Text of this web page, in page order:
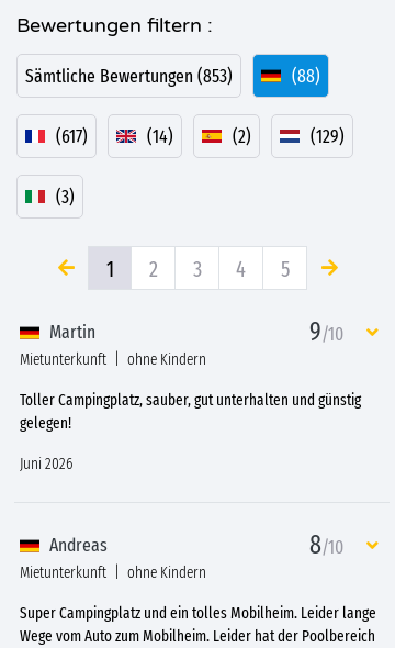
Bewertungen filtern :
Sämtliche Bewertungen (853) (88)
(617) (14) (2) (129)
(3)
1 2 3 4 5
Martin 9/10
Mietunterkunft ohne Kindern
Toller Campingplatz, sauber, gut unterhalten und günstig
gelegen!
Juni 2026
Andreas 8/10
Mietunterkunft ohne Kindern
Super Campingplatz und ein tolles Mobilheim. Leider lange
Wege vom Auto zum Mobilheim. Leider hat der Poolbereich